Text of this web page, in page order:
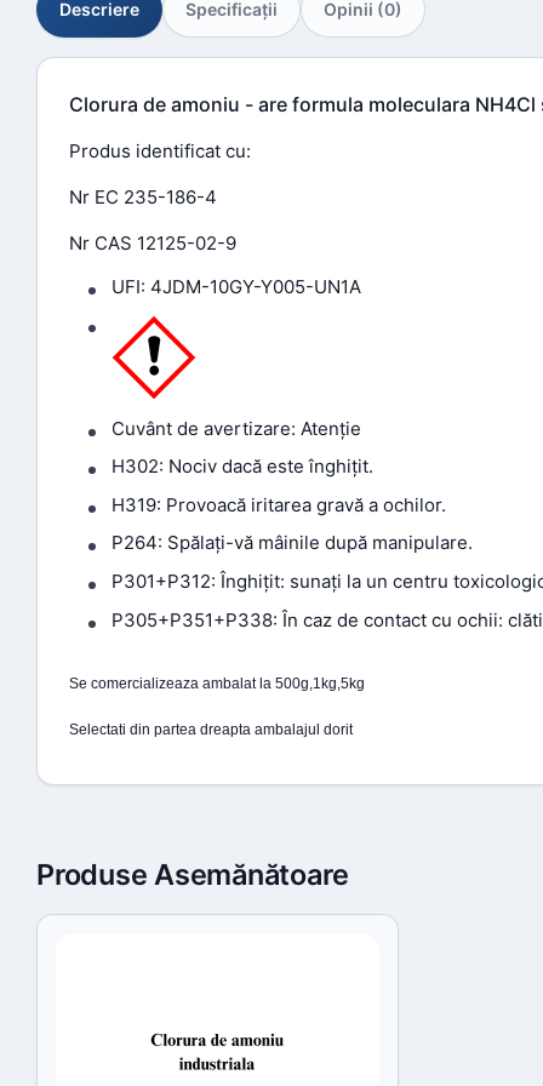
Descriere Specificaţii Opinii (0)
Clorura de amoniu - are formula moleculara
Produs identificat cu:
Nr EC 235-186-4
Nr CAS 12125-02-9
UFI: 4JDM-10GY-Y005-UN1A
Cuvânt de avertizare: Atenție
H302: Nociv dacă este înghițit.
H319: Provoacă iritarea gravă a ochilor.
P264: Spălați-vă mâinile după manipulare.
P301+P312: Înghițit: sunați la un centru
P305+P351+P338: În caz de contact cu ochii:
Se comercializeaza ambalat la 500g,1kg,5kg
Selectati din partea dreapta ambalajul dorit
Produse Asemănătoare